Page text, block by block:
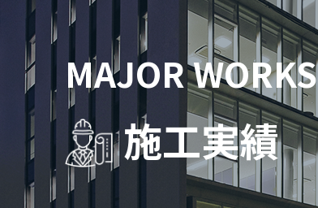
中期経営計画
受賞実績
財務ハイライト（連結）
株式に関するお手続き
3つの取り組み
GRIスタンダード対照表
MAJOR WORKS
施工実績